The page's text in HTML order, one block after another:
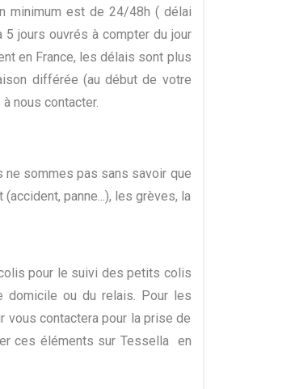
minimum est de 24/48h ( délai
jours ouvrés à compter du jour
en France, les délais sont plus
différée (au début de votre
nous contacter.
ne sommes pas sans savoir que
panne...), les grèves, la
pour le suivi des petits colis
domicile ou du relais. Pour les
vous contactera pour la prise de
ces éléments sur Tessella en